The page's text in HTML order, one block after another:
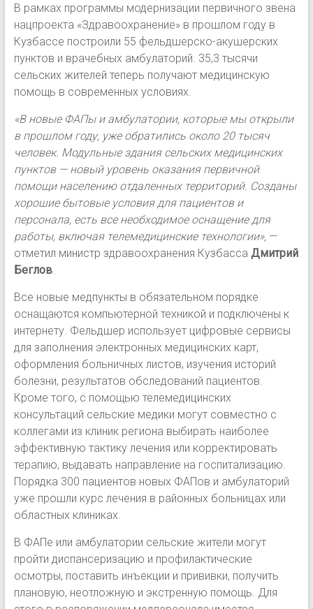
В рамках программы модернизации первичного звена
нацпроекта «Здравоохранение» в прошлом году в
Кузбассе построили 55 фельдшерско-акушерских
пунктов и врачебных амбулаторий. 35,3 тысячи
сельских жителей теперь получают медицинскую
помощь в современных условиях.
«В новые ФАПы и амбулатории, которые мы открыли
в прошлом году, уже обратились около 20 тысяч
человек. Модульные здания сельских медицинских
пунктов — новый уровень оказания первичной
помощи населению отдаленных территорий. Созданы
хорошие бытовые условия для пациентов и
персонала, есть все необходимое оснащение для
работы, включая телемедицинские технологии», —
отметил министр здравоохранения Кузбасса Дмитрий
Беглов.
Все новые медпункты в обязательном порядке
оснащаются компьютерной техникой и подключены к
интернету. Фельдшер использует цифровые сервисы
для заполнения электронных медицинских карт,
оформления больничных листов, изучения историй
болезни, результатов обследований пациентов.
Кроме того, с помощью телемедицинских
консультаций сельские медики могут совместно с
коллегами из клиник региона выбирать наиболее
эффективную тактику лечения или корректировать
терапию, выдавать направление на госпитализацию.
Порядка 300 пациентов новых ФАПов и амбулаторий
уже прошли курс лечения в районных больницах или
областных клиниках.
В ФАПе или амбулатории сельские жители могут
пройти диспансеризацию и профилактические
осмотры, поставить инъекции и прививки, получить
плановую, неотложную и экстренную помощь. Для